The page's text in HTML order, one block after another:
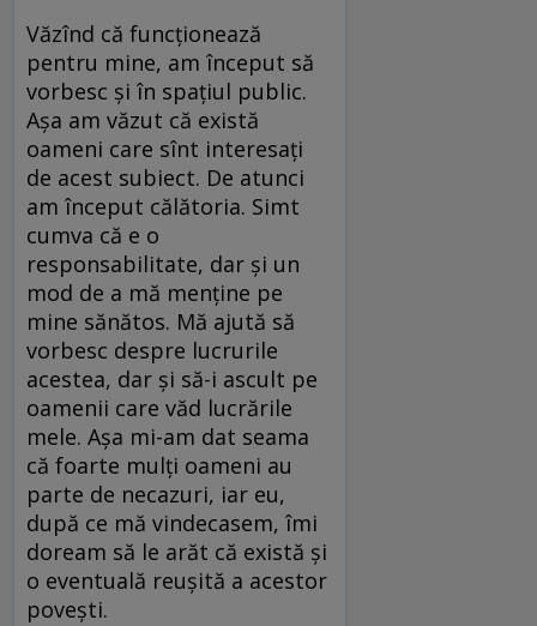
Văzînd că funcționează
pentru mine, am început să
vorbesc și în spațiul public.
Așa am văzut că există
oameni care sînt interesați
de acest subiect. De atunci
am început călătoria. Simt
cumva că e o
responsabilitate, dar și un
mod de a mă menține pe
mine sănătos. Mă ajută să
vorbesc despre lucrurile
acestea, dar și să-i ascult pe
oamenii care văd lucrările
mele. Așa mi-am dat seama
că foarte mulți oameni au
parte de necazuri, iar eu,
după ce mă vindecasem, îmi
doream să le arăt că există și
o eventuală reușită a acestor
povești.